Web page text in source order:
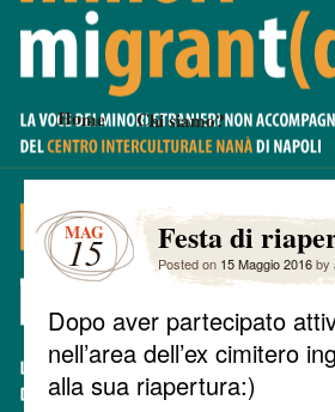
Home Chi siamo?
MAG
15 Festa di
Posted on 15 Maggio 2016by
Dopo aver partecipato
nell’area dell’ex cimitero
alla sua riapertura:)